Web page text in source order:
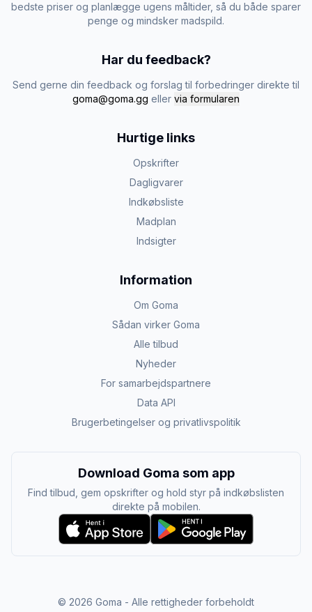
bedste priser og planlægge ugens måltider, så du både sparer
penge og mindsker madspild.
Har du feedback?
Send gerne din feedback og forslag til forbedringer direkte til
goma@goma.gg eller via formularen
Hurtige links
Opskrifter
Dagligvarer
Indkøbsliste
Madplan
Indsigter
Information
Om Goma
Sådan virker Goma
Alle tilbud
Nyheder
For samarbejdspartnere
Data API
Brugerbetingelser og privatlivspolitik
Download Goma som app
Find tilbud, gem opskrifter og hold styr på indkøbslisten
direkte på mobilen.
© 2026 Goma - Alle rettigheder forbeholdt